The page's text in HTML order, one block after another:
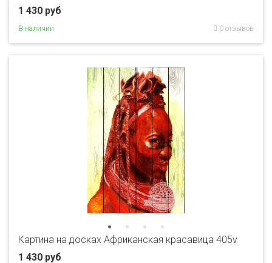
1 430 руб
В наличии 0 отзывов
Картина на досках Африканская красавица 405v
1 430 руб